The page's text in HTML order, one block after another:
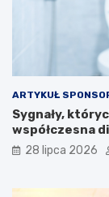
ARTYKUŁ
Sygnały,
współczesna
proktologii?
28 lipca 2026